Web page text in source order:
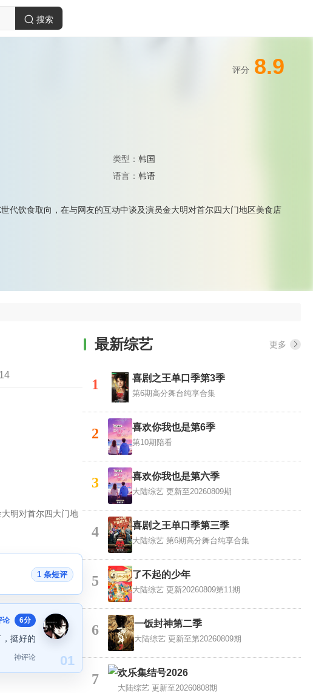
搜索
类型：韩国
语言：韩语
代饮食取向，在与网友的互动中谈及演员金大明对首尔四大门地区美食店
评分 8.9
明对首尔四大门地
1 条短评
01
论 6分
挺好的
神评论
最新综艺 更多
1 喜剧之王单口季第3季
第6期高分舞台纯享合集
2 喜欢你我也是第6季
第10期陪看
3 喜欢你我也是第六季
大陆综艺 更新至20260809期
4 喜剧之王单口季第三季
大陆综艺 第6期高分舞台纯享合集
5 了不起的少年
大陆综艺 更新20260809第11期
6 一饭封神第二季
大陆综艺 更新至第20260809期
7 欢乐集结号2026
大陆综艺 更新至20260808期